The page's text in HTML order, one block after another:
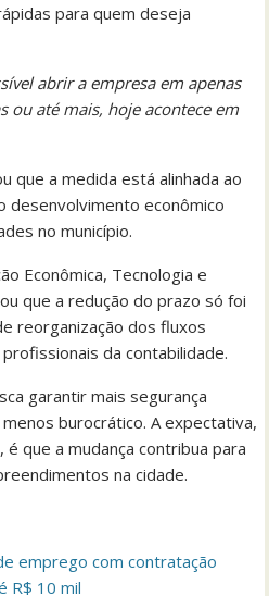
para quem deseja
abrir a empresa em apenas
ou até mais, hoje acontece em
que a medida está alinhada ao
desenvolvimento econômico
no município.
Econômica, Tecnologia e
que a redução do prazo só foi
reorganização dos fluxos
da contabilidade.
garantir mais segurança
burocrático. A expectativa,
que a mudança contribua para
na cidade.
emprego com contratação
R$ 10 mil